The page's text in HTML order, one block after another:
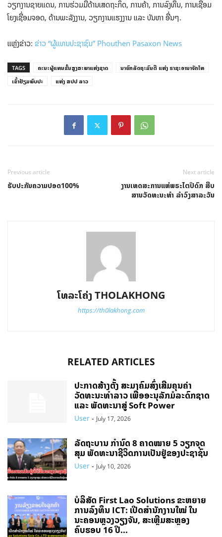
ວຽກງານຊາຍແດນ, ການຮ່ວມມືດ້ານເສດຖະກິດ, ການຄ້າ, ການລົງທຶນ, ການເຊື່ອມ
ໂຍງເຊື່ອມຈອດ, ດ້ານພະລັງງານ, ວຽກງານແຮງງານ ແລະ ບັນຫາ ອື່ນໆ.
ແຫຼ່ງຂ່າວ: ຂ່າວ “ຜູ້ແທນປະຊາຊົນ” Phouthen Pasaxon News
TAGS ຄະນະຜູ້ແທນຂັ້ນສູງສະພາແຫ່ງຊາດ
ນາຍົກລັດຖະມົນຕີ ແຫ່ງ ຣາຊະອານາຈັກໄທ
ເຂົ້າຢ້ຽມພົບປະ
ແຫ່ງ ສປປ ລາວ
Previous article
ຮັບປະກັນຄວາມປອດ100%
Next article
ງານເທດສະການແຫ່ພຣະໄຕປິດົກ ສືບ
ສານວັດທະນະທໍາ ລຳວົງສາລະວັນ
ໂທລະໂຄ່ງ THOLAKHONG
https://th0lakhong.com
RELATED ARTICLES
ປະກາດສ້າງຕັ້ງ ສະມາຄົມສົ່ງເສີມຄຸນຄ່າ
ວັດທະນະທຳລາວ ເພື່ອອະນຸລັກມໍລະດົກຊາດ
ແລະ ພັດທະນາສູ່ Soft Power
User - July 17, 2026
ລັດຖະບານ ກຳນົດ 8 ຄາດໝາຍ 5 ວຽກຈຸດ
ສຸມ ພັດທະນາຊີວິດການເປັນຢູ່ຂອງປະຊາຊົນ
User - July 10, 2026
ບໍລິສັດ First Lao Solutions ຂະຫຍາຍ
ການລົງທຶນ ICT: ເປີດສຳນັກງານໃໝ່ ໃນ
ນະຄອນຫຼວງວຽງຈັນ, ສະເຫຼີມສະຫຼອງ
ຄົບຮອບ 16 ປີ...